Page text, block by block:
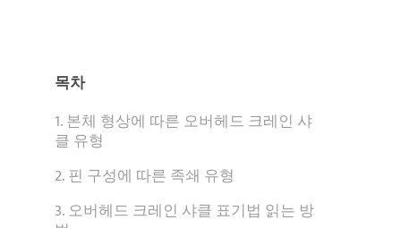
목차
1. 본체 형상에 따른 오버헤드 크레인 샤
클 유형
2. 핀 구성에 따른 족쇄 유형
3. 오버헤드 크레인 샤클 표기법 읽는 방